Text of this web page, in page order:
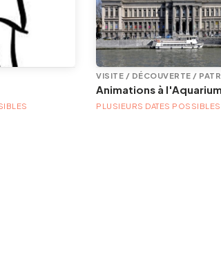
VISITE / DÉCOUVERTE /
PLUSIEURS DATES POSSIBLES